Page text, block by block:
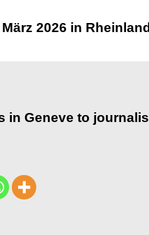
2026 in
in Geneve to